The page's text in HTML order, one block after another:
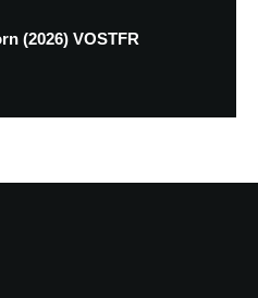
(2026) VOSTFR